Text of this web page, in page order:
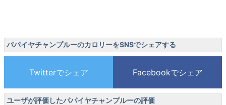
パパイヤチャンプルーのカロリーをSNSでシェアする
ユーザが評価したパパイヤチャンプルーの評価